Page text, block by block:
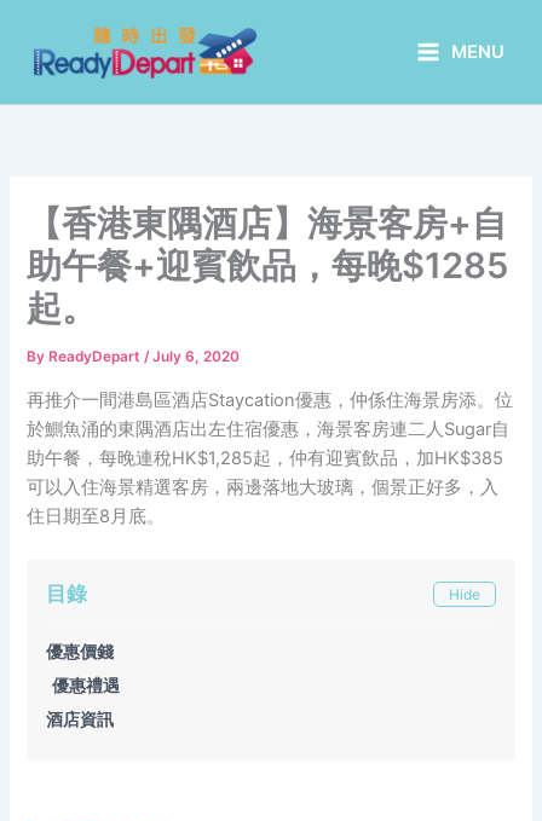
content
MENU
【香港東隅酒店】海景客房+自
助午餐+迎賓飲品，每晚$1285
起。
By ReadyDepart/July 6, 2020
再推介一間港島區酒店Staycation優惠，仲係住海景房添。位
於鰂魚涌的東隅酒店出左住宿優惠，海景客房連二人Sugar自
助午餐，每晚連稅HK$1,285起，仲有迎賓飲品，加HK$385
可以入住海景精選客房，兩邊落地大玻璃，個景正好多，入
住日期至8月底。
目錄 Hide
優惠價錢
優惠禮遇
酒店資訊